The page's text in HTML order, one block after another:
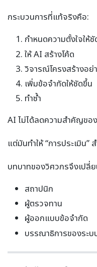
กระบวนการที่แท้จริงคือ:
กำหนดความตั้งใจให้ชั
ให้ AI สร้างโค้ด
วิจารณ์โครงสร้างอย่
เพิ่มข้อจำกัดให้ชัดขึ้น
ทำซ้ำ
AI ไม่ได้ลดความสำคัญข
แต่มันทำให้ “การประเมิน”
บทบาทของวิศวกรจึงเปลี่ย
สถาปนิก
ผู้ตรวจทาน
ผู้ออกแบบข้อจำกัด
บรรณาธิการของระบ